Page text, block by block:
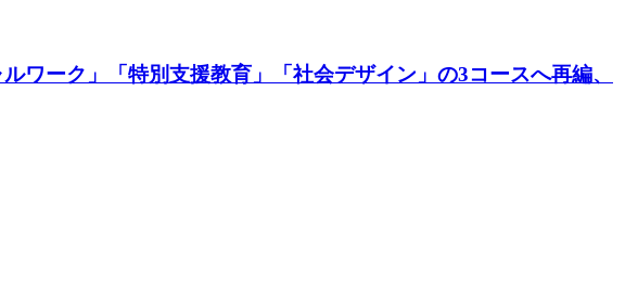
ワーク」「特別支援教育」「社会デザイン」の3コースへ再編、